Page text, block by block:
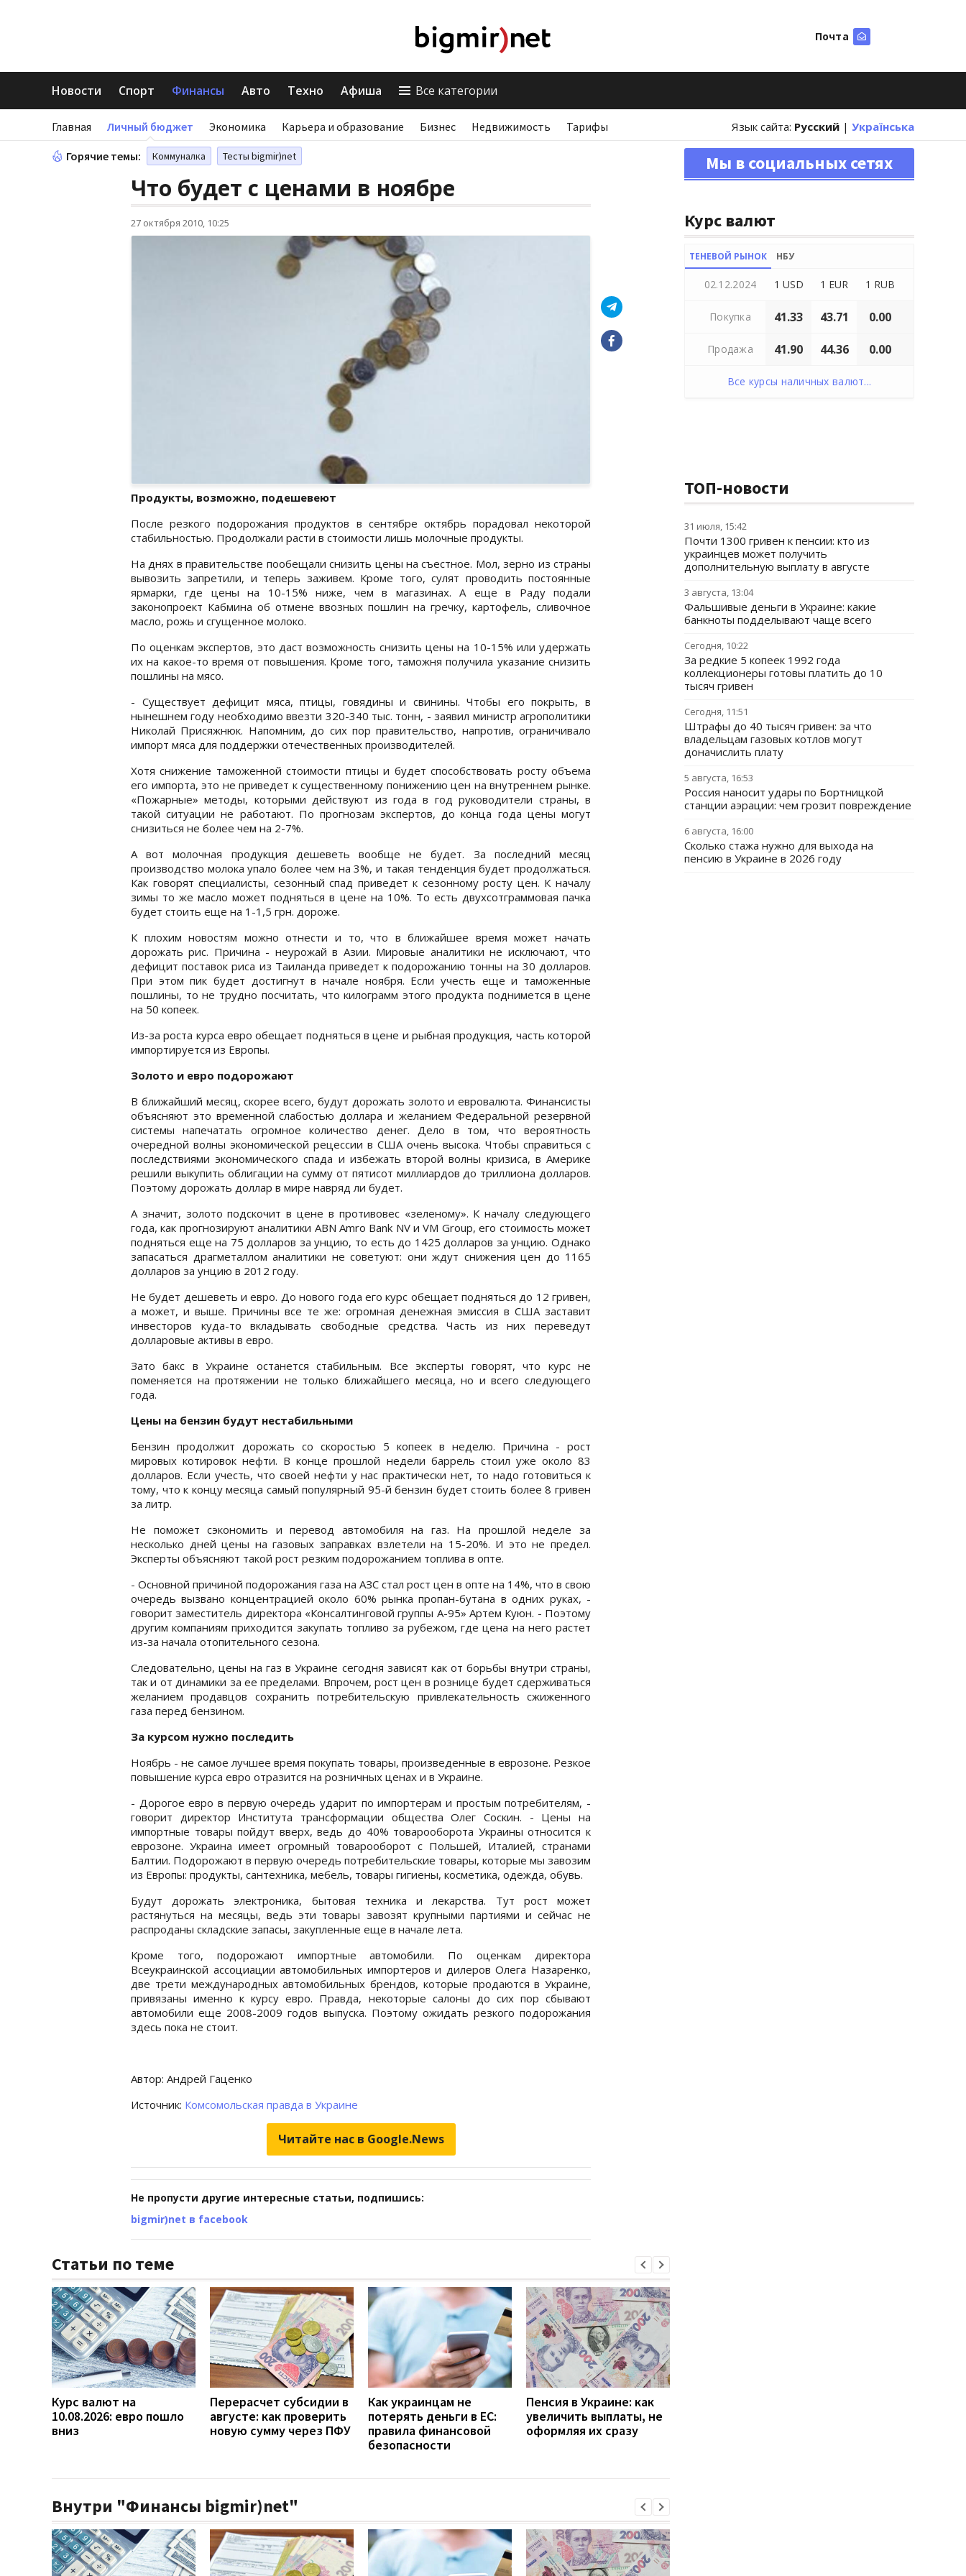
Почта
Новости Спорт Финансы Авто Техно Афиша Все категории
Главная Личный бюджет Экономика Карьера и образование Бизнес Недвижимость Тарифы Язык сайта: Русский | Українська
Горячие темы: Коммуналка Тесты bigmir)net
Что будет с ценами в ноябре
27 октября 2010, 10:25
Продукты, возможно, подешевеют
После резкого подорожания продуктов в сентябре октябрь порадовал некоторой
стабильностью. Продолжали расти в стоимости лишь молочные продукты.
На днях в правительстве пообещали снизить цены на съестное. Мол, зерно из страны
вывозить запретили, и теперь заживем. Кроме того, сулят проводить постоянные
ярмарки, где цены на 10-15% ниже, чем в магазинах. А еще в Раду подали
законопроект Кабмина об отмене ввозных пошлин на гречку, картофель, сливочное
масло, рожь и сгущенное молоко.
По оценкам экспертов, это даст возможность снизить цены на 10-15% или удержать
их на какое-то время от повышения. Кроме того, таможня получила указание снизить
пошлины на мясо.
- Существует дефицит мяса, птицы, говядины и свинины. Чтобы его покрыть, в
нынешнем году необходимо ввезти 320-340 тыс. тонн, - заявил министр агрополитики
Николай Присяжнюк. Напомним, до сих пор правительство, напротив, ограничивало
импорт мяса для поддержки отечественных производителей.
Хотя снижение таможенной стоимости птицы и будет способствовать росту объема
его импорта, это не приведет к существенному понижению цен на внутреннем рынке.
«Пожарные» методы, которыми действуют из года в год руководители страны, в
такой ситуации не работают. По прогнозам экспертов, до конца года цены могут
снизиться не более чем на 2-7%.
А вот молочная продукция дешеветь вообще не будет. За последний месяц
производство молока упало более чем на 3%, и такая тенденция будет продолжаться.
Как говорят специалисты, сезонный спад приведет к сезонному росту цен. К началу
зимы то же масло может подняться в цене на 10%. То есть двухсотграммовая пачка
будет стоить еще на 1-1,5 грн. дороже.
К плохим новостям можно отнести и то, что в ближайшее время может начать
дорожать рис. Причина - неурожай в Азии. Мировые аналитики не исключают, что
дефицит поставок риса из Таиланда приведет к подорожанию тонны на 30 долларов.
При этом пик будет достигнут в начале ноября. Если учесть еще и таможенные
пошлины, то не трудно посчитать, что килограмм этого продукта поднимется в цене
на 50 копеек.
Из-за роста курса евро обещает подняться в цене и рыбная продукция, часть которой
импортируется из Европы.
Золото и евро подорожают
В ближайший месяц, скорее всего, будут дорожать золото и евровалюта. Финансисты
объясняют это временной слабостью доллара и желанием Федеральной резервной
системы напечатать огромное количество денег. Дело в том, что вероятность
очередной волны экономической рецессии в США очень высока. Чтобы справиться с
последствиями экономического спада и избежать второй волны кризиса, в Америке
решили выкупить облигации на сумму от пятисот миллиардов до триллиона долларов.
Поэтому дорожать доллар в мире навряд ли будет.
А значит, золото подскочит в цене в противовес «зеленому». К началу следующего
года, как прогнозируют аналитики ABN Amro Bank NV и VM Group, его стоимость может
подняться еще на 75 долларов за унцию, то есть до 1425 долларов за унцию. Однако
запасаться драгметаллом аналитики не советуют: они ждут снижения цен до 1165
долларов за унцию в 2012 году.
Не будет дешеветь и евро. До нового года его курс обещает подняться до 12 гривен,
а может, и выше. Причины все те же: огромная денежная эмиссия в США заставит
инвесторов куда-то вкладывать свободные средства. Часть из них переведут
долларовые активы в евро.
Зато бакс в Украине останется стабильным. Все эксперты говорят, что курс не
поменяется на протяжении не только ближайшего месяца, но и всего следующего
года.
Цены на бензин будут нестабильными
Бензин продолжит дорожать со скоростью 5 копеек в неделю. Причина - рост
мировых котировок нефти. В конце прошлой недели баррель стоил уже около 83
долларов. Если учесть, что своей нефти у нас практически нет, то надо готовиться к
тому, что к концу месяца самый популярный 95-й бензин будет стоить более 8 гривен
за литр.
Не поможет сэкономить и перевод автомобиля на газ. На прошлой неделе за
несколько дней цены на газовых заправках взлетели на 15-20%. И это не предел.
Эксперты объясняют такой рост резким подорожанием топлива в опте.
- Основной причиной подорожания газа на АЗС стал рост цен в опте на 14%, что в свою
очередь вызвано концентрацией около 60% рынка пропан-бутана в одних руках, -
говорит заместитель директора «Консалтинговой группы А-95» Артем Куюн. - Поэтому
другим компаниям приходится закупать топливо за рубежом, где цена на него растет
из-за начала отопительного сезона.
Следовательно, цены на газ в Украине сегодня зависят как от борьбы внутри страны,
так и от динамики за ее пределами. Впрочем, рост цен в рознице будет сдерживаться
желанием продавцов сохранить потребительскую привлекательность сжиженного
газа перед бензином.
За курсом нужно последить
Ноябрь - не самое лучшее время покупать товары, произведенные в еврозоне. Резкое
повышение курса евро отразится на розничных ценах и в Украине.
- Дорогое евро в первую очередь ударит по импортерам и простым потребителям, -
говорит директор Института трансформации общества Олег Соскин. - Цены на
импортные товары пойдут вверх, ведь до 40% товарооборота Украины относится к
еврозоне. Украина имеет огромный товарооборот с Польшей, Италией, странами
Балтии. Подорожают в первую очередь потребительские товары, которые мы завозим
из Европы: продукты, сантехника, мебель, товары гигиены, косметика, одежда, обувь.
Будут дорожать электроника, бытовая техника и лекарства. Тут рост может
растянуться на месяцы, ведь эти товары завозят крупными партиями и сейчас не
распроданы складские запасы, закупленные еще в начале лета.
Кроме того, подорожают импортные автомобили. По оценкам директора
Всеукраинской ассоциации автомобильных импортеров и дилеров Олега Назаренко,
две трети международных автомобильных брендов, которые продаются в Украине,
привязаны именно к курсу евро. Правда, некоторые салоны до сих пор сбывают
автомобили еще 2008-2009 годов выпуска. Поэтому ожидать резкого подорожания
здесь пока не стоит.
Автор: Андрей Гаценко
Источник: Комсомольская правда в Украине
Читайте нас в Google.News
Не пропусти другие интересные статьи, подпишись:
bigmir)net в facebook
Статьи по теме
Курс валют на
10.08.2026: евро пошло
вниз
Перерасчет субсидии в
августе: как проверить
новую сумму через ПФУ
Как украинцам не
потерять деньги в ЕС:
правила финансовой
безопасности
Пенсия в Украине: как
увеличить выплаты, не
оформляя их сразу
Внутри "Финансы bigmir)net"
Мы в социальных сетях
Курс валют
ТЕНЕВОЙ РЫНОК НБУ
02.12.2024 1 USD 1 EUR 1 RUB
Покупка 41.33 43.71 0.00
Продажа 41.90 44.36 0.00
Все курсы наличных валют...
ТОП-новости
31 июля, 15:42
Почти 1300 гривен к пенсии: кто из
украинцев может получить
дополнительную выплату в августе
3 августа, 13:04
Фальшивые деньги в Украине: какие
банкноты подделывают чаще всего
Сегодня, 10:22
За редкие 5 копеек 1992 года
коллекционеры готовы платить до 10
тысяч гривен
Сегодня, 11:51
Штрафы до 40 тысяч гривен: за что
владельцам газовых котлов могут
доначислить плату
5 августа, 16:53
Россия наносит удары по Бортницкой
станции аэрации: чем грозит повреждение
6 августа, 16:00
Сколько стажа нужно для выхода на
пенсию в Украине в 2026 году